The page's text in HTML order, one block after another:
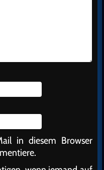
in diesem Browser